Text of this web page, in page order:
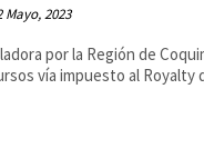
Mayo, 2023
por la Región de
vía impuesto al Royalty